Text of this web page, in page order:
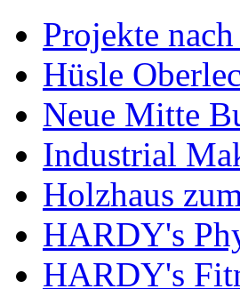
Projekte nach
Hüsle
Neue Mitte
Industrial
Holzhaus
HARDY's
HARDY's